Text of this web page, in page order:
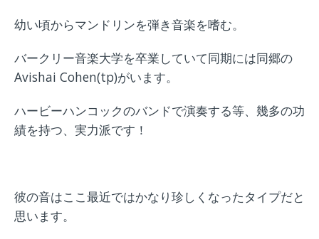
幼い頃からマンドリンを弾き音楽を嗜む。
バークリー音楽大学を卒業していて同期には同郷の
Avishai Cohen(tp)がいます。
ハービーハンコックのバンドで演奏する等、幾多の功
績を持つ、実力派です！
彼の音はここ最近ではかなり珍しくなったタイプだと
思います。